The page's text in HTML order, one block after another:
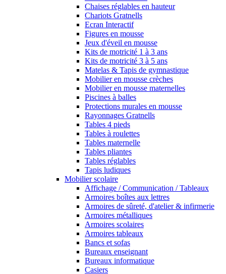
Chaises réglables en hauteur
Chariots Gratnells
Ecran Interactif
Figures en mousse
Jeux d'éveil en mousse
Kits de motricité 1 à 3 ans
Kits de motricité 3 à 5 ans
Matelas & Tapis de gymnastique
Mobilier en mousse crèches
Mobilier en mousse maternelles
Piscines à balles
Protections murales en mousse
Rayonnages Gratnells
Tables 4 pieds
Tables à roulettes
Tables maternelle
Tables pliantes
Tables réglables
Tapis ludiques
Mobilier scolaire
Affichage / Communication / Tableaux
Armoires boîtes aux lettres
Armoires de sûreté, d'atelier & infirmerie
Armoires métalliques
Armoires scolaires
Armoires tableaux
Bancs et sofas
Bureaux enseignant
Bureaux informatique
Casiers